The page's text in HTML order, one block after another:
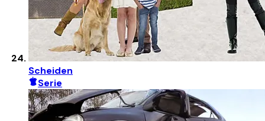
Scheiden
Serie